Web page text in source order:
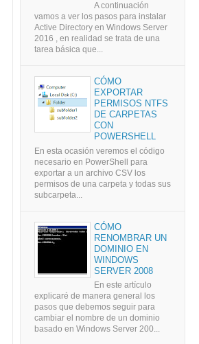
A continuación
vamos a ver los pasos para instalar
Active Directory en Windows Server
2016 , en realidad se trata de una
tarea básica que...
CÓMO
EXPORTAR
PERMISOS NTFS
DE CARPETAS
CON
POWERSHELL
En esta ocasión veremos el código
necesario en PowerShell para
exportar a un archivo CSV los
permisos de una carpeta y todas sus
subcarpeta...
CÓMO
RENOMBRAR UN
DOMINIO EN
WINDOWS
SERVER 2008
En este artículo
explicaré de manera general los
pasos que debemos seguir para
cambiar el nombre de un dominio
basado en Windows Server 200...